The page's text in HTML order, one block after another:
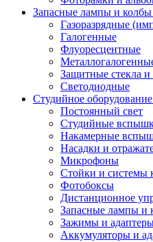
Запасные лампы и
Газоразрядные
Галогенные
Флуоресцентные
Защитные стекла и
Светодиодные
Студийное
Постоянный свет
Студийные
Накамерные
Насадки и
Микрофоны
Стойки и системы
Фотобоксы
Дистанционное
Запасные лампы и
Зажимы и
Аккумуляторы и